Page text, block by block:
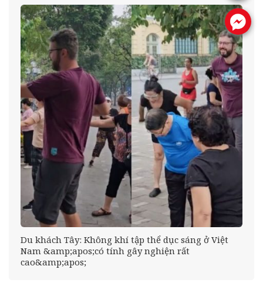
Du khách Tây: Không khí tập thể dục sáng ở Việt
Nam &amp;apos;có tính gây nghiện rất
cao&amp;apos;
.